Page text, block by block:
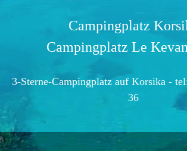
Campingplatz
Campingplatz Le
3-Sterne-Campingplatz auf Korsika -
36